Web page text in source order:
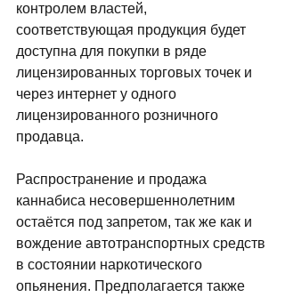
контролем властей,
соответствующая продукция будет
доступна для покупки в ряде
лицензированных торговых точек и
через интернет у одного
лицензированного розничного
продавца.
Распространение и продажа
каннабиса несовершеннолетним
остаётся под запретом, так же как и
вождение автотранспортных средств
в состоянии наркотического
опьянения. Предполагается также